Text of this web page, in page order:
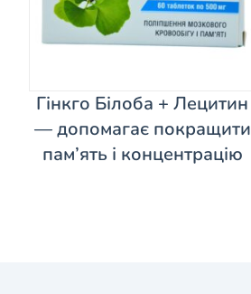
Гінкго Білоба + Лецитин
— допомагає покращити
пам’ять і концентрацію